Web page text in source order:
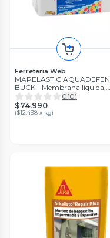
Ferreteria Web
MAPELASTIC
BUCK - Membrana líquida,
6,5KG
0(0)
$74.990
($12.498 x kg)